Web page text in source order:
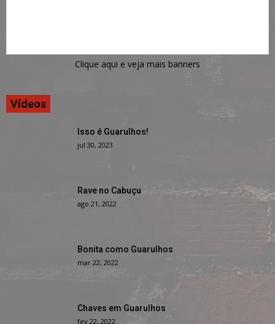
Clique aqui e veja mais banners
Vídeos
Isso é Guarulhos!
jul 30, 2023
Rave no Cabuçu
ago 21, 2022
Bonita como Guarulhos
mar 22, 2022
Chaves em Guarulhos
fev 22, 2022